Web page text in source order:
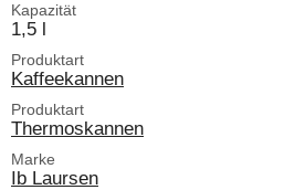
Kapazität
1,5 l
Produktart
Kaffeekannen
Produktart
Thermoskannen
Marke
Ib Laursen